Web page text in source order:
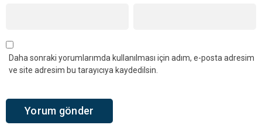
Daha sonraki yorumlarımda kullanılması için adım, e-posta adresim
ve site adresim bu tarayıcıya kaydedilsin.